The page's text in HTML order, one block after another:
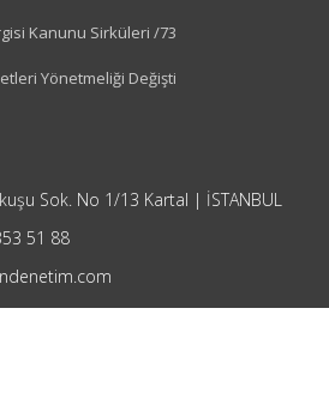
Kanunu Sirküleri /73
Yönetmeliği Değişti
Sok. No 1/13 Kartal | İSTANBUL
51 88